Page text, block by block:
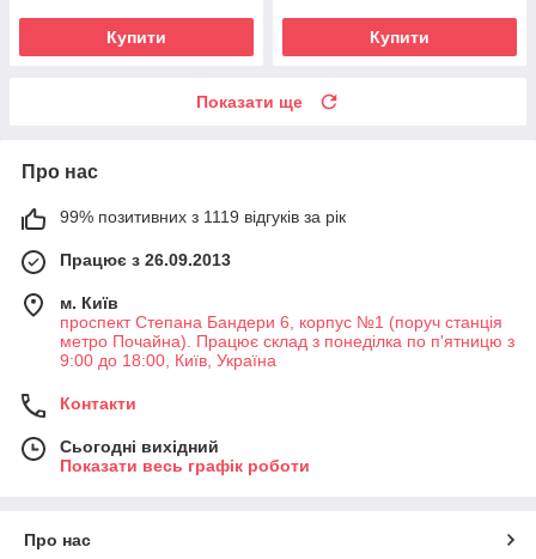
Купити Купити
Показати ще
Про нас
99% позитивних з 1119 відгуків за рік
Працює з 26.09.2013
м. Київ
проспект Степана Бандери 6, корпус №1 (поруч станція
метро Почайна). Працює склад з понеділка по п'ятницю з
9:00 до 18:00, Київ, Україна
Контакти
Сьогодні вихідний
Показати весь графік роботи
Про нас